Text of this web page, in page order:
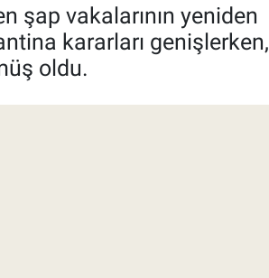
şap vakalarının yeniden
kararları genişlerken,
oldu.